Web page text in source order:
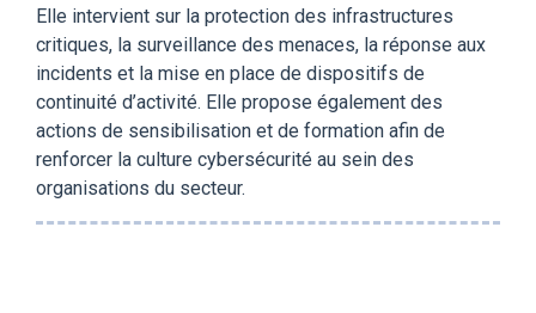
Elle intervient sur la protection des infrastructures
critiques, la surveillance des menaces, la réponse aux
incidents et la mise en place de dispositifs de
continuité d’activité. Elle propose également des
actions de sensibilisation et de formation afin de
renforcer la culture cybersécurité au sein des
organisations du secteur.